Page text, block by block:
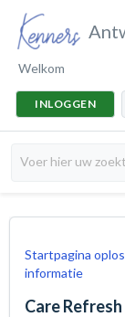
Welkom
INLOGGEN
Startpagina
informatie
Care